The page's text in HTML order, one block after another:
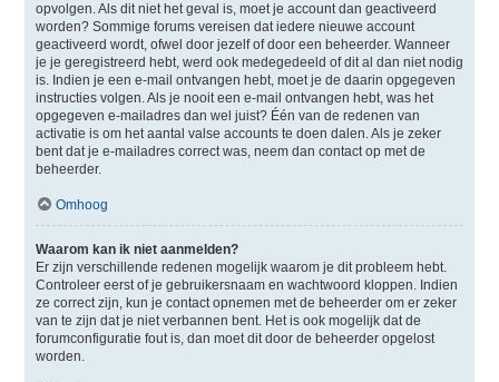
opvolgen. Als dit niet het geval is, moet je account dan geactiveerd
worden? Sommige forums vereisen dat iedere nieuwe account
geactiveerd wordt, ofwel door jezelf of door een beheerder. Wanneer
je je geregistreerd hebt, werd ook medegedeeld of dit al dan niet nodig
is. Indien je een e-mail ontvangen hebt, moet je de daarin opgegeven
instructies volgen. Als je nooit een e-mail ontvangen hebt, was het
opgegeven e-mailadres dan wel juist? Één van de redenen van
activatie is om het aantal valse accounts te doen dalen. Als je zeker
bent dat je e-mailadres correct was, neem dan contact op met de
beheerder.
Omhoog
Waarom kan ik niet aanmelden?
Er zijn verschillende redenen mogelijk waarom je dit probleem hebt.
Controleer eerst of je gebruikersnaam en wachtwoord kloppen. Indien
ze correct zijn, kun je contact opnemen met de beheerder om er zeker
van te zijn dat je niet verbannen bent. Het is ook mogelijk dat de
forumconfiguratie fout is, dan moet dit door de beheerder opgelost
worden.